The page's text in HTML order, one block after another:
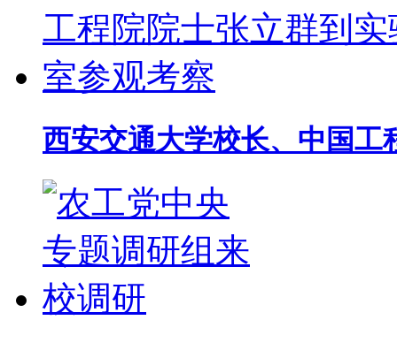
西安交通大学校长、中国工